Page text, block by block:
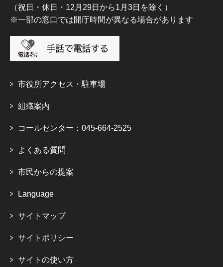
（祝日・休日・12月29日から1月3日を除く）
※一部の窓口では開庁時間が異なる場合があります
市役所アクセス・駐車場
組織案内
コールセンター：045-664-2525
よくある質問
市民からの提案
Language
サイトマップ
サイトポリシー
サイトの使い方